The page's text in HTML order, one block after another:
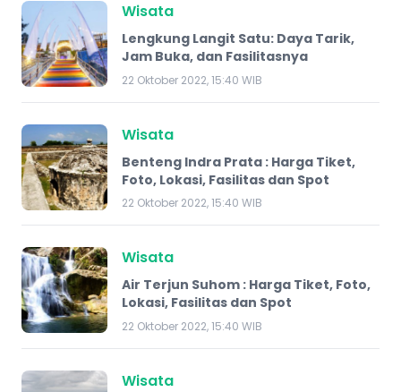
Wisata
Lengkung Langit Satu: Daya Tarik,
Jam Buka, dan Fasilitasnya
22 Oktober 2022, 15:40 WIB
Wisata
Benteng Indra Prata : Harga Tiket,
Foto, Lokasi, Fasilitas dan Spot
22 Oktober 2022, 15:40 WIB
Wisata
Air Terjun Suhom : Harga Tiket, Foto,
Lokasi, Fasilitas dan Spot
22 Oktober 2022, 15:40 WIB
Wisata